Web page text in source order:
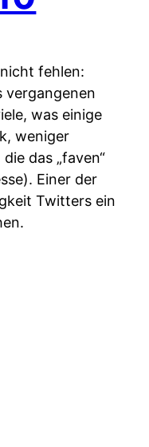
fehlen:
vergangenen
was einige
weniger
das „faven“
Einer der
Twitters ein